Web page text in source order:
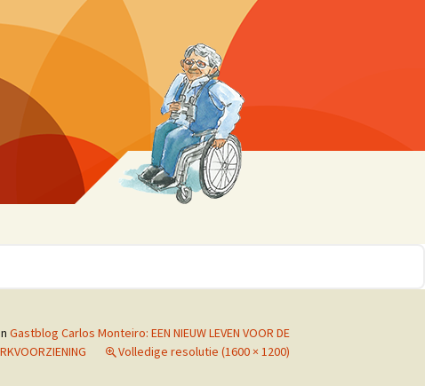
Gastblog Carlos Monteiro: EEN NIEUW LEVEN VOOR DE
Volledige resolutie (1600 × 1200)